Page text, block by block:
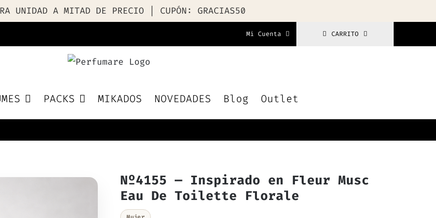
UNIDAD A MITAD DE PRECIO | CUPÓN: GRACIAS50
Mi Cuenta CARRITO
PACKS MIKADOS NOVEDADES Blog Outlet
Nº4155 — Inspirado en Fleur Musc
Eau De Toilette Florale